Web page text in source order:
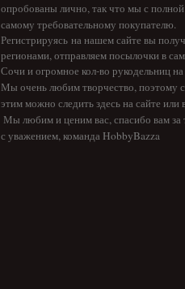
опробованы лично, так что мы с
самому требовательному покупателю.
Регистрируясь на нашем сайте вы
регионами, отправляем посылочки в
Сочи и огромное кол-во рукодельниц
Мы очень любим творчество, поэтому
этим можно следить здесь на сайте или
Мы любим и ценим вас, спасибо вам за
с уважением, команда HobbyBazza